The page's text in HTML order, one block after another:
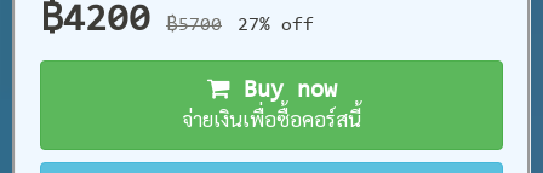
฿4200 ฿5700 27% off
Buy now
จ่ายเงินเพื่อซื้อคอร์สนี้